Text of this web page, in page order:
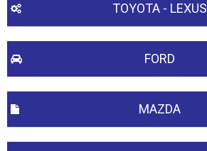
TOYOTA - LEXUS
FORD
MAZDA